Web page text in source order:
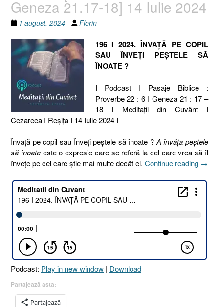
Geneza 21.17-18] 14 Iulie 2024
1 august, 2024 Florin
196 I 2024. ÎNVAȚĂ PE COPIL
SAU ÎNVEȚI PEȘTELE SĂ
ÎNOATE ?
I Podcast I Pasaje Biblice :
Proverbe 22 : 6 I Geneza 21 : 17 –
18 I Meditaţii din Cuvânt I
Cezareea I Reşiţa I 14 Iulie 2024 I
Învață pe copil sau Înveți peștele să înoate ? A învăța peștele
să înoateeste o expresie care se referă la cel care vrea să îl
învețe pe cel care știe mai multe decât el. Continue reading „196
2024.
SĂ
→
Podcast: Play in new window | Download
Partajează asta:
Partajează